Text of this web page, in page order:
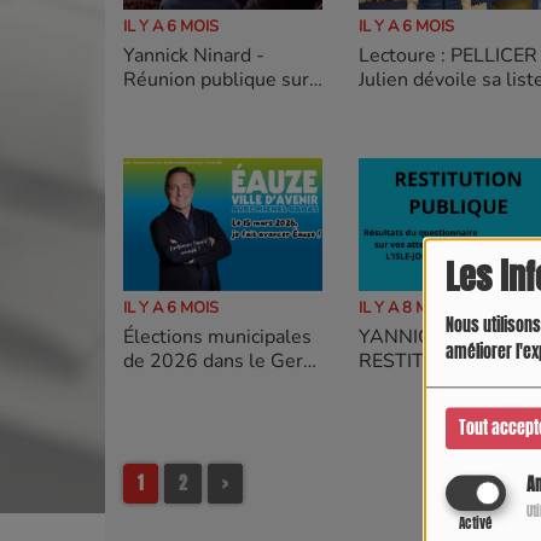
Les
Nous
améliorer
Tout
Activé
IL Y A 6 MOIS
Yannick Ninard -
Réunion publique sur
un échange constructif
et mobilisateur
IL Y A 6 MOIS
Lectoure : PELLICER
Julien dévoile sa
IL Y A 6 MOIS
Élections municipales
de 2026 dans le Gers :
IL Y A 8 MOIS
YANNICK NINARD :
RESTITUTION
PUBLIQUE DES
RÉSULTATS DU
QUESTIONNAIRE
1 2 >